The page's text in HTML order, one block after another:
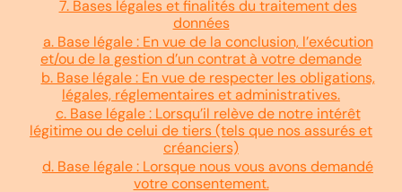
7. Bases légales et finalités du traitement des
données
a. Base légale : En vue de la conclusion, l’exécution
et/ou de la gestion d’un contrat à votre demande
b. Base légale : En vue de respecter les obligations,
légales, réglementaires et administratives.
c. Base légale : Lorsqu’il relève de notre intérêt
légitime ou de celui de tiers (tels que nos assurés et
créanciers)
d. Base légale : Lorsque nous vous avons demandé
votre consentement.